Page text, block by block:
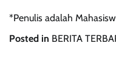
*Penulis adalah
Posted in BERITA